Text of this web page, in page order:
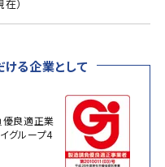
）
ける企業として
優良適正業
グループ4